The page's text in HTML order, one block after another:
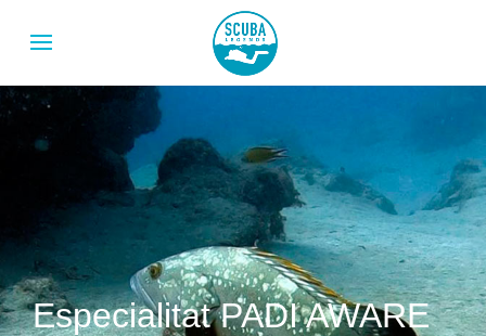
Especialitat PADI AWARE